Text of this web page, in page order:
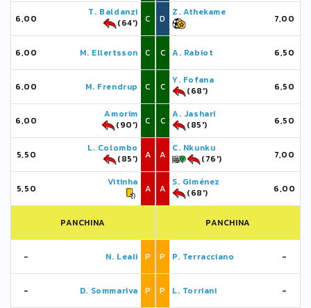
6,00
T. Baldanzi
(64')
C
6,00 M. Ellertsson C
6,00 M. Frendrup C
6,00
Amorim
(90')
C
5,50
L. Colombo
(85')
A
5,50
Vitinha
A
PANCHINA
- N. Leali P
- D. Sommariva P
D
Z. Athekame
7,00
C A. Rabiot 6,50
C
Y. Fofana
(68')
6,50
C
A. Jashari
(85')
6,50
A
C. Nkunku
(76')
7,00
A
S. Giménez
(68')
6,00
PANCHINA
P P. Terracciano -
P L. Torriani -